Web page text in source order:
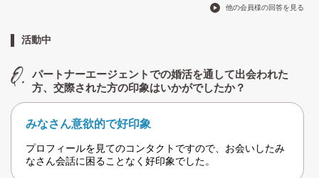
他の会員様の回答を見る
活動中
パートナーエージェントでの婚活を通して出会われた
方、交際された方の印象はいかがでしたか？
みなさん意欲的で好印象
プロフィールを見てのコンタクトですので、お会いしたみ
なさん会話に困ることなく好印象でした。